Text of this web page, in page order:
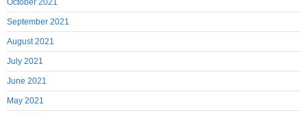
October 2021
September 2021
August 2021
July 2021
June 2021
May 2021